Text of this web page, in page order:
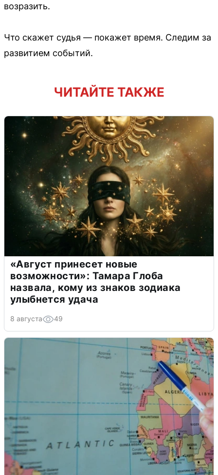
возразить.
Что скажет судья — покажет время. Следим за
развитием событий.
ЧИТАЙТЕ ТАКЖЕ
«Август принесет новые
возможности»: Тамара Глоба
назвала, кому из знаков зодиака
улыбнется удача
8 августа 49